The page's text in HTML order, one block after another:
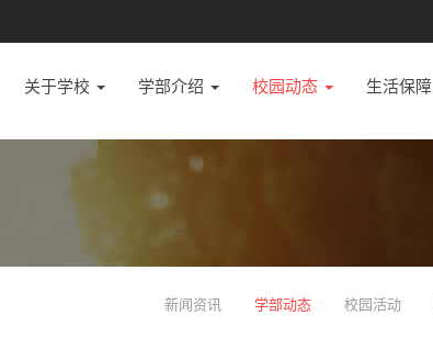
关于学校 学部介绍 校园动态 生活保障
新闻资讯 学部动态 校园活动